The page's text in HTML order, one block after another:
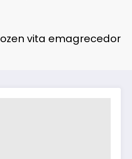
ozen vita emagrecedor